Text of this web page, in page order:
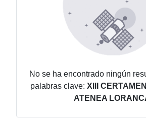
No se ha encontrado ningún
palabras clave: XIII
ATENEA